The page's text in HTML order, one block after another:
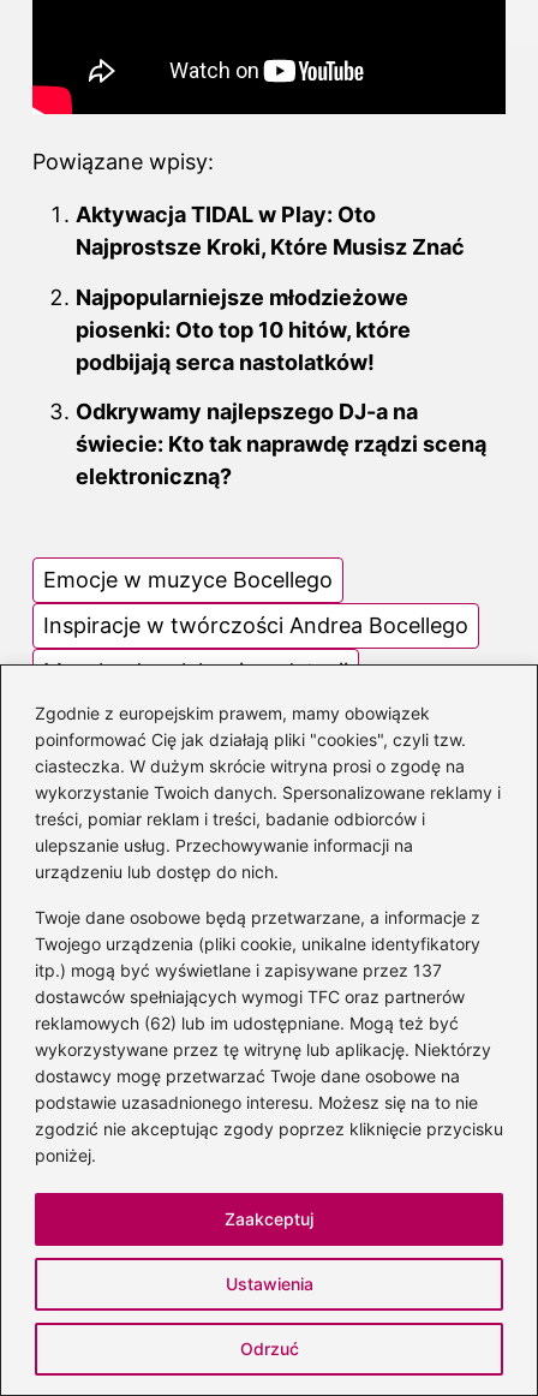
Zgodnie z europejskim prawem, mamy obowiązek
poinformować Cię jak działają pliki "cookies", czyli tzw.
ciasteczka. W dużym skrócie witryna prosi o zgodę na
wykorzystanie Twoich danych. Spersonalizowane reklamy i
treści, pomiar reklam i treści, badanie odbiorców i
ulepszanie usług. Przechowywanie informacji na
urządzeniu lub dostęp do nich.
Twoje dane osobowe będą przetwarzane, a informacje z
Twojego urządzenia (pliki cookie, unikalne identyfikatory
itp.) mogą być wyświetlane i zapisywane przez 137
dostawców spełniających wymogi TFC oraz partnerów
reklamowych (62) lub im udostępniane. Mogą też być
wykorzystywane przez tę witrynę lub aplikację. Niektórzy
dostawcy mogę przetwarzać Twoje dane osobowe na
podstawie uzasadnionego interesu. Możesz się na to nie
zgodzić nie akceptując zgody poprzez kliknięcie przycisku
poniżej.
Ustawienia
Odrzuć
Zaakceptuj
Powiązane wpisy:
Aktywacja TIDAL w Play: Oto
Najprostsze Kroki, Które Musisz Znać
Najpopularniejsze młodzieżowe
piosenki: Oto top 10 hitów, które
podbijają serca nastolatków!
Odkrywamy najlepszego DJ-a na
świecie: Kto tak naprawdę rządzi sceną
elektroniczną?
Emocje w muzyce Bocellego
Inspiracje w twórczości Andrea Bocellego
Muzyka do relaksu i medytacji
Najpiękniejsze utwory Andrea Bocellego
Występy na żywo Andrea Bocellego
Faustyna Skoczylas
Autorka bloga DobraStacja.pl, która z pasją pisze o muzyce
w jej różnych odsłonach — od dźwięków płynących z
instrumentów, przez twórczość muzyków, aż po stacje
radiowe, które nadają rytm codzienności. Interesuje się
zarówno klasycznymi brzmieniami, jak i współczesnymi
trendami, łącząc wiedzę z autentyczną miłością do
Na DobraStacja.pl porusza tematy związane z
zastosowaniem, a także przybliża sylwetki muzyków,
zespołów i artystów. Dużą uwagę poświęca również
stacjom radiowym — analizuje ich formaty, repertuar i rolę,
jaką odgrywają w odkrywaniu nowej muzyki.